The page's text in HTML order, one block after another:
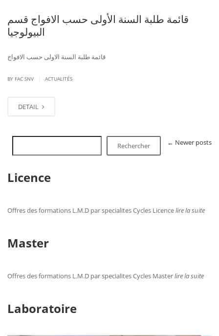
قائمة طلبة السنة الأولى حسب الافواج قسم
البيولوجيا
قائمة طلبة السنة الاولى حسب الافواج
BY FAC SNV ACTUALITÉS
DETAIL
← Newer posts
Rechercher
Licence
Offres des formations L.M.D par specialites Cycles Licencelire la suite
Master
Offres des formations L.M.D par specialites Cycles Masterlire la suite
Laboratoire